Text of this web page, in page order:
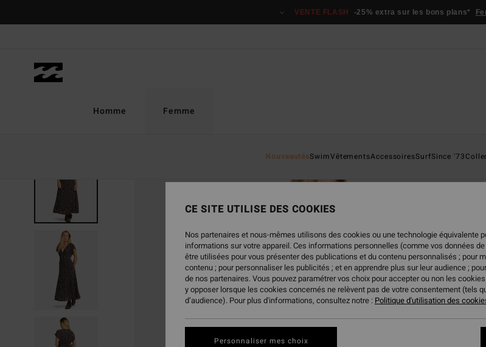
VENTE FLASH -25% extra sur les bons plans*
Homme Femme
NouveautésSwimVêtementsAccessoiresSurfSince '73
CE SITE UTILISE DES COOKIES
Nos partenaires et nous-mêmes utilisons des cookies ou une technologie équivalente
informations sur votre appareil. Ces informations personnelles (comme vos données
être utilisées pour vous présenter des publications et du contenu personnalisés ; pour
contenu ; pour personnaliser les publicités ; et en apprendre plus sur leur audience ;
de nos partenaires. Vous pouvez paramétrer vos choix pour accepter ou non les
y opposer lorsque les cookies concernés ne relèvent pas de votre consentement (tels
d’audience). Pour plus d'informations, consultez notre : Politique d'utilisation des
Personnaliser mes choix